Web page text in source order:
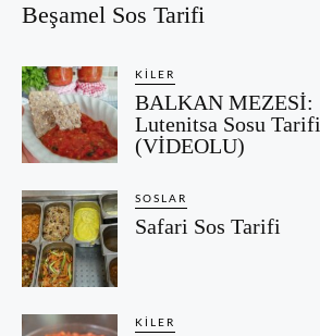
Beşamel Sos Tarifi
KILER
BALKAN MEZESİ:
Lutenitsa Sosu Tarifi
(VİDEOLU)
SOSLAR
Safari Sos Tarifi
KILER